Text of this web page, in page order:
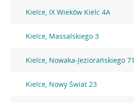
Kielce, IX Wieków Kielc 4A
Kielce, Massalskiego 3
Kielce, Nowaka-Jeziorańskiego 71
Kielce, Nowy Świat 23